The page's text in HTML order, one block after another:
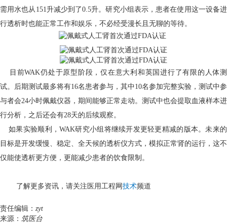
需用水也从 151升减少到了0.5升。研究小组表示，患者在使用这一设备进
行透析时也能正常工作和娱乐，不必经受漫长且无聊的等待。
目前WAK仍处于原型阶段，仅在意大利和英国进行了有限的人体测
试。后期测试最多将有16名患者参与，其中 10名参加完整实验，测试中参
与者会24小时佩戴仪器，期间能够正常走动。测试中也会提取血液样本进
行分析，之后还会有28天的后续观察。
如果实验顺利，WAK研究小组将继续开发更轻更精减的版本。未来的
目标是开发缓慢、稳定、全天候的透析仪方式，模拟正常肾的运行，这不
仅能使透析更方便，更能减少患者的饮食限制。
了解更多资讯，请关注医用工程网 技术频道
责任编辑： zyt
来源： 筑医台